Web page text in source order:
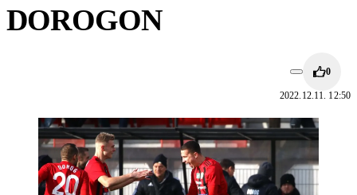
DOROGON
0
2022.12.11. 12:50